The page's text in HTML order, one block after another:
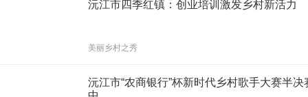
沅江市四季红镇：创业培训激发乡村新活力
美丽乡村之秀
沅江市“农商银行”杯新时代乡村歌手大赛半决